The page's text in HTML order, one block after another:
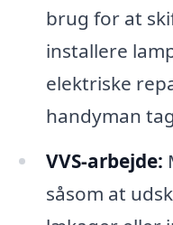
brug for at
installere
elektriske
handyman
VVS-arbejde:
såsom at